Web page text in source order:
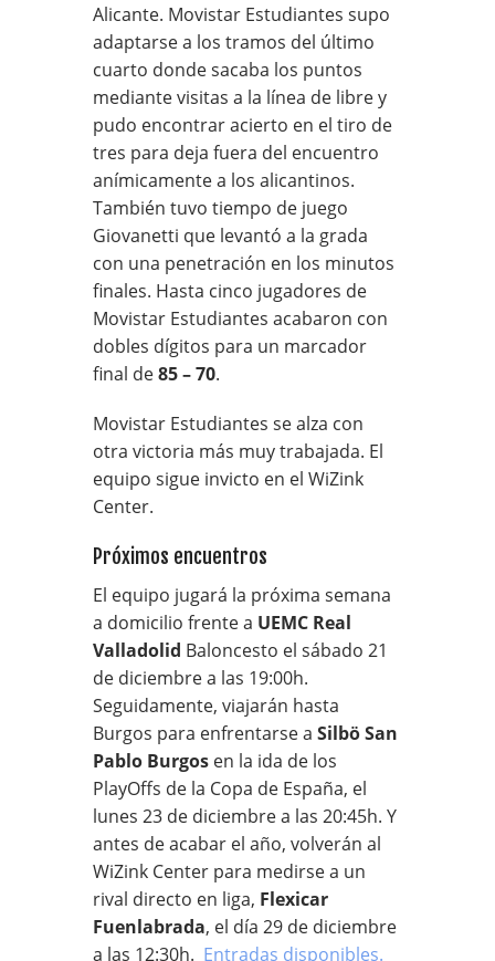
Alicante. Movistar Estudiantes supo
adaptarse a los tramos del último
cuarto donde sacaba los puntos
mediante visitas a la línea de libre y
pudo encontrar acierto en el tiro de
tres para deja fuera del encuentro
anímicamente a los alicantinos.
También tuvo tiempo de juego
Giovanetti que levantó a la grada
con una penetración en los minutos
finales. Hasta cinco jugadores de
Movistar Estudiantes acabaron con
dobles dígitos para un marcador
final de85 – 70.
Movistar Estudiantes se alza con
otra victoria más muy trabajada. El
equipo sigue invicto en el WiZink
Center.
Próximos encuentros
El equipo jugará la próxima semana
a domicilio frente a UEMC Real
Valladolid Baloncesto el sábado 21
de diciembre a las 19:00h.
Seguidamente, viajarán hasta
Burgos para enfrentarse a Silbö San
Pablo Burgos en la ida de los
PlayOffs de la Copa de España, el
lunes 23 de diciembre a las 20:45h. Y
antes de acabar el año, volverán al
WiZink Center para medirse a un
rival directo en liga, Flexicar
Fuenlabrada, el día 29 de diciembre
a las 12:30h. Entradas disponibles.